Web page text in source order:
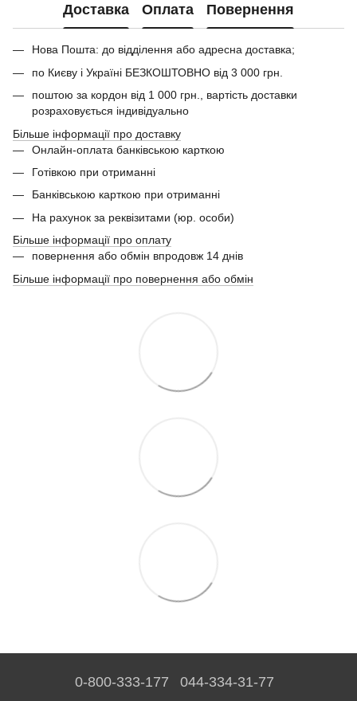
Доставка Оплата Повернення
Нова Пошта: до відділення або адресна доставка;
по Києву і Україні БЕЗКОШТОВНО від 3 000 грн.
поштою за кордон від 1 000 грн., вартість доставки
розраховується індивідуально
Більше інформації про доставку
Онлайн-оплата банківською карткою
Готівкою при отриманні
Банківською карткою при отриманні
На рахунок за реквізитами (юр. особи)
Більше інформації про оплату
повернення або обмін впродовж 14 днів
Більше інформації про повернення або обмін
0-800-333-177 044-334-31-77